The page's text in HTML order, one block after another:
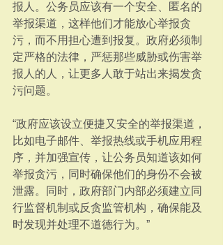
报人。公务员应该有一个安全、匿名的
举报渠道，这样他们才能放心举报贪
污，而不用担心遭到报复。政府必须制
定严格的法律，严惩那些威胁或伤害举
报人的人，让更多人敢于站出来揭发贪
污问题。
“政府应该设立便捷又安全的举报渠道，
比如电子邮件、举报热线或手机应用程
序，并加强宣传，让公务员知道该如何
举报贪污，同时确保他们的身份不会被
泄露。同时，政府部门内部必须建立同
行监督机制或反贪监管机构，确保能及
时发现并处理不道德行为。”